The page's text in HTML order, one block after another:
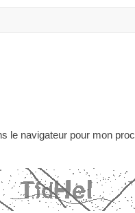
le navigateur pour mon